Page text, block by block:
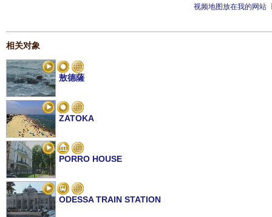
视频地图放在我的网站
相关对象
敖德薩
ZATOKA
PORRO HOUSE
ODESSA TRAIN STATION